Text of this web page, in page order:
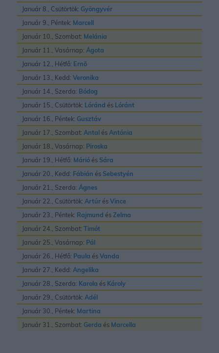
Január 8., Csütörtök: Gyöngyvér
Január 9., Péntek: Marcell
Január 10., Szombat: Melánia
Január 11., Vasárnap: Ágota
Január 12., Hétfő: Ernõ
Január 13., Kedd: Veronika
Január 14., Szerda: Bódog
Január 15., Csütörtök: Lóránd és Lóránt
Január 16., Péntek: Gusztáv
Január 17., Szombat: Antal ésAntónia
Január 18., Vasárnap: Piroska
Január 19., Hétfő: Márió és Sára
Január 20., Kedd: Fábián és Sebestyén
Január 21., Szerda: Ágnes
Január 22., Csütörtök: Artúr ésVince
Január 23., Péntek: Rajmund ésZelma
Január 24., Szombat: Timót
Január 25., Vasárnap: Pál
Január 26., Hétfő: Paula ésVanda
Január 27., Kedd: Angelika
Január 28., Szerda: Karola és Károly
Január 29., Csütörtök: Adél
Január 30., Péntek: Martina
Január 31., Szombat: Gerda és Marcella